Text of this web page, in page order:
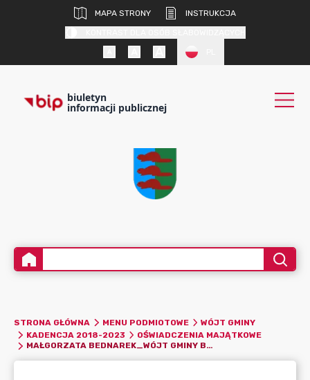
MAPA STRONY
INSTRUKCJA
biuletyn
informacji publicznej
STRONA GŁÓWNA MENU PODMIOTOWE
WÓJT GMINY
KADENCJA 2018-2023
OŚWIADCZENIA MAJĄTKOWE
MAŁGORZATA BEDNAREK_WÓJT GMINY BOBROWNIKI_ OŚWIADCZENIE MAJĄTKOWE ZA 2022 ROK